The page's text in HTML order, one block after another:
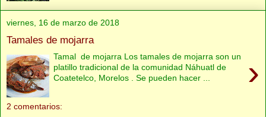
viernes, 16 de marzo de 2018
Tamales de mojarra
›
Tamal de mojarra Los tamales de mojarra son un
platillo tradicional de la comunidad Náhuatl de
Coatetelco, Morelos . Se pueden hacer ...
2 comentarios: